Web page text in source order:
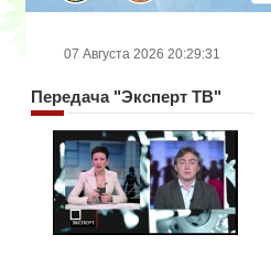
07 Августа 2026 20:29:31
Передача"Эксперт ТВ"